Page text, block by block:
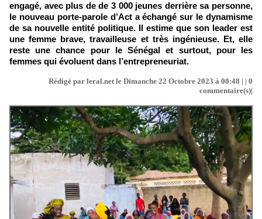
engagé, avec plus de de 3 000 jeunes derrière sa personne,
le nouveau porte-parole d’Act a échangé sur le dynamisme
de sa nouvelle entité politique. Il estime que son leader est
une femme brave, travailleuse et très ingénieuse. Et, elle
reste une chance pour le Sénégal et surtout, pour les
femmes qui évoluent dans l’entrepreneuriat.
Rédigé par leral.net le Dimanche 22 Octobre 2023 à 00:48 | | 0
commentaire(s)|